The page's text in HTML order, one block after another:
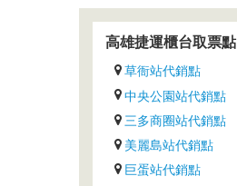
高雄捷運櫃台取票點
草衙站代銷點
中央公園站代銷點
三多商圈站代銷點
美麗島站代銷點
巨蛋站代銷點